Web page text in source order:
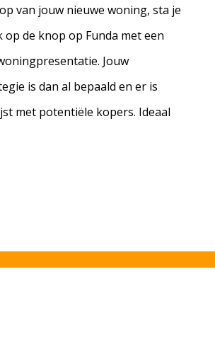
van jouw nieuwe woning, sta je
op de knop op Funda met een
Jouw
is dan al bepaald en er is
met potentiële kopers. Ideaal